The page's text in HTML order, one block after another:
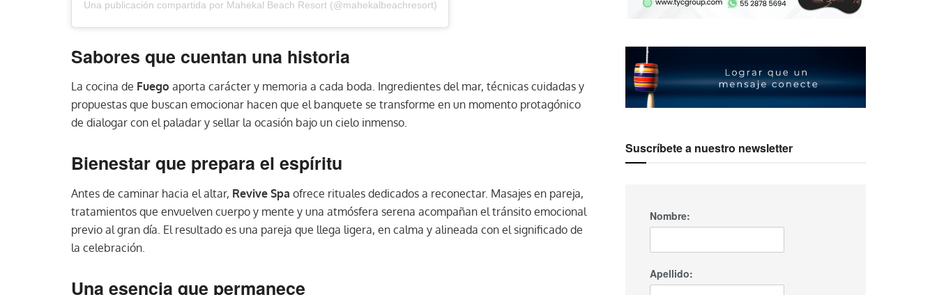
Una publicación compartida por Mahekal Beach Resort (@mahekalbeachresort)
Sabores que cuentan una historia
La cocina de Fuego aporta carácter y memoria a cada boda. Ingredientes del mar, técnicas cuidadas y
propuestas que buscan emocionar hacen que el banquete se transforme en un momento protagónico
de dialogar con el paladar y sellar la ocasión bajo un cielo inmenso.
Bienestar que prepara el espíritu
Antes de caminar hacia el altar, Revive Spa ofrece rituales dedicados a reconectar. Masajes en pareja,
tratamientos que envuelven cuerpo y mente y una atmósfera serena acompañan el tránsito emocional
previo al gran día. El resultado es una pareja que llega ligera, en calma y alineada con el significado de
la celebración.
Una esencia que permanece
Suscríbete a nuestro newsletter
Nombre:
Apellido: